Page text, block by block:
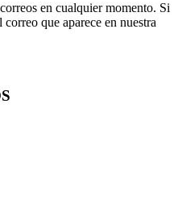
en cualquier momento. Si
que aparece en nuestra